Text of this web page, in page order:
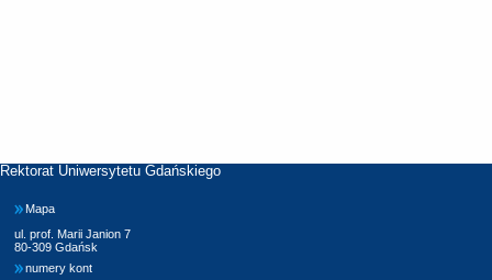
Rektorat Uniwersytetu Gdańskiego
Mapa
ul. prof. Marii Janion 7
80-309 Gdańsk
numery kont